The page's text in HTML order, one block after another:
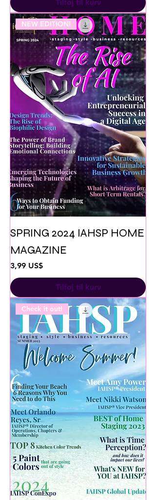
Tilføj til kurv
NEW EDITION!
SPRING 2024 IAHSP HOME
MAGAZINE
Pris
3,99 US$
Tilføj til kurv
Check it out!